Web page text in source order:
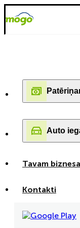
Auto
Tavam
Kontakti